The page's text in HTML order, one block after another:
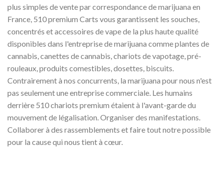
plus simples de vente par correspondance de marijuana en
France, 510 premium Carts vous garantissent les souches,
concentrés et accessoires de vape de la plus haute qualité
disponibles dans l'entreprise de marijuana comme plantes de
cannabis, canettes de cannabis, chariots de vapotage, pré-
rouleaux, produits comestibles, dosettes, biscuits.
Contrairement à nos concurrents, la marijuana pour nous n'est
pas seulement une entreprise commerciale. Les humains
derrière 510 chariots premium étaient à l'avant-garde du
mouvement de légalisation. Organiser des manifestations.
Collaborer à des rassemblements et faire tout notre possible
pour la cause qui nous tient à cœur.